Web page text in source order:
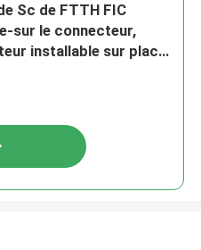
Sc de FTTH FIC
sur le connecteur,
installable sur place